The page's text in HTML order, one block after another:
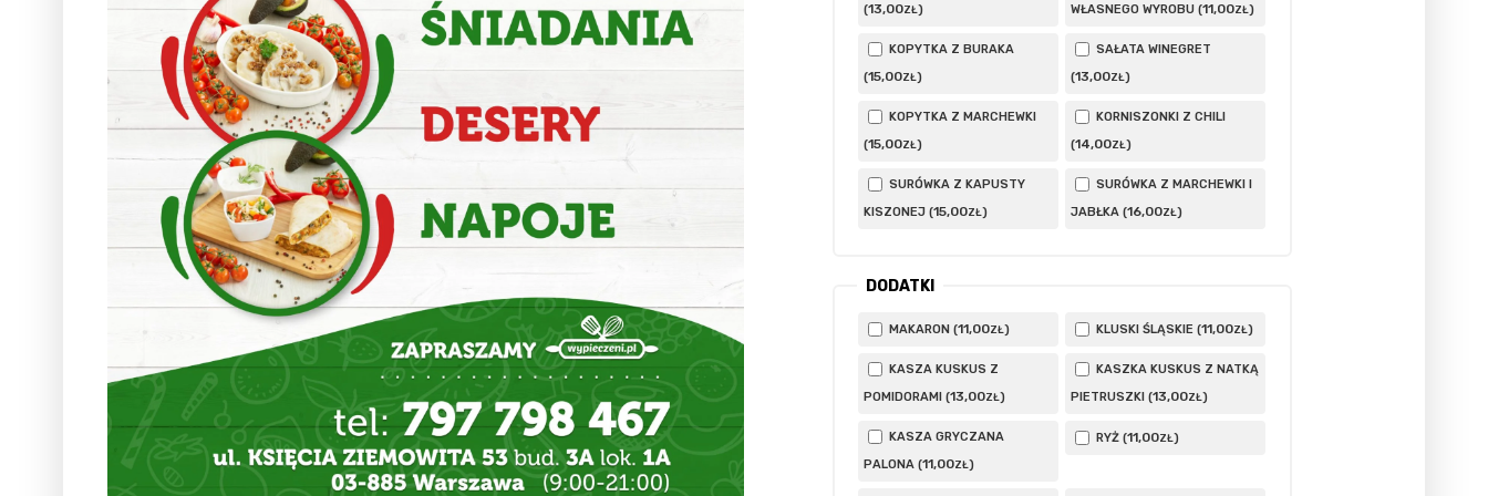
(13,00ZŁ)
WŁASNEGO WYROBU (11,00ZŁ)
KOPYTKA Z BURAKA
(15,00ZŁ)
SAŁATA WINEGRET
(13,00ZŁ)
KOPYTKA Z MARCHEWKI
(15,00ZŁ)
KORNISZONKI Z CHILI
(14,00ZŁ)
SURÓWKA Z KAPUSTY
KISZONEJ (15,00ZŁ)
SURÓWKA Z MARCHEWKI I
JABŁKA (16,00ZŁ)
DODATKI
MAKARON (11,00ZŁ) KLUSKI ŚLĄSKIE (11,00ZŁ)
KASZA KUSKUS Z
POMIDORAMI (13,00ZŁ)
KASZKA KUSKUS Z NATKĄ
PIETRUSZKI (13,00ZŁ)
KASZA GRYCZANA
PALONA (11,00ZŁ)
RYŻ (11,00ZŁ)